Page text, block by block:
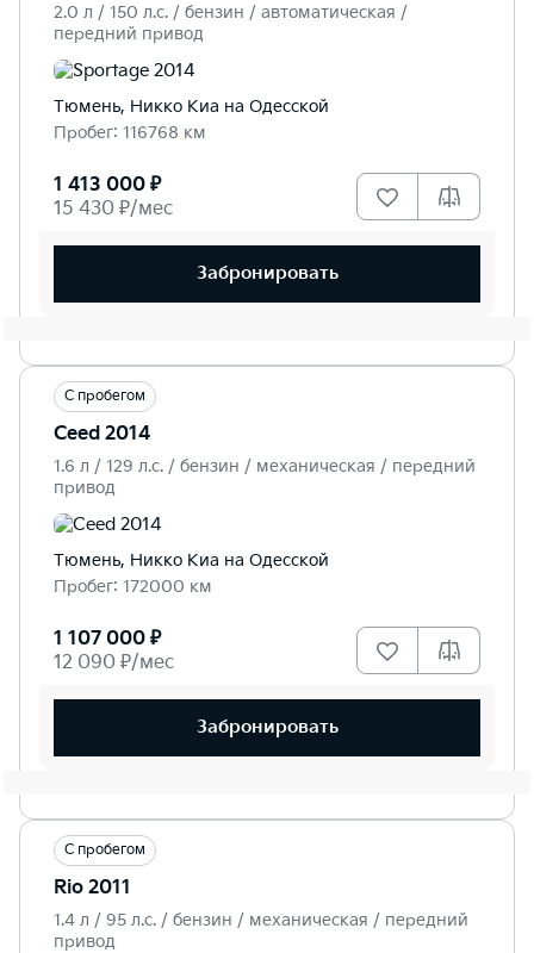
2.0 л / 150 л.c. / бензин / автоматическая /
передний привод
Тюмень, Никко Kиа на Одесской
Пробег: 116768 км
1 413 000 ₽
15 430 ₽/мес
Забронировать
С пробегом
Ceed 2014
1.6 л / 129 л.c. / бензин / механическая / передний
привод
Тюмень, Никко Kиа на Одесской
Пробег: 172000 км
1 107 000 ₽
12 090 ₽/мес
Забронировать
С пробегом
Rio 2011
1.4 л / 95 л.c. / бензин / механическая / передний
привод